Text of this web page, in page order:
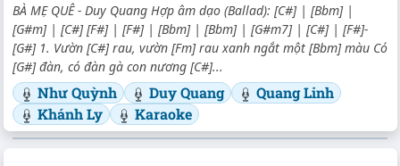
BÀ MẸ QUÊ - Duy Quang Hợp âm dạo (Ballad): [C#] | [Bbm] |
[G#m] | [C#] [F#] | [F#] | [Bbm] | [Bbm] | [G#m7] | [C#] | [F#]-
[G#] 1. Vườn [C#] rau, vườn [Fm] rau xanh ngắt một [Bbm] màu Có
[G#] đàn, có đàn gà con nương [C#]...
Như Quỳnh Duy Quang
Quang Linh
Khánh Ly
Karaoke